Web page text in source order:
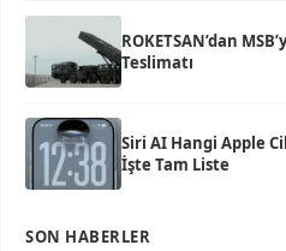
ROKETSAN’dan
Teslimatı
Siri AI Hangi Apple
İşte Tam Liste
SON HABERLER